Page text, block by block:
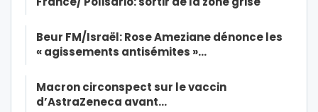
Beur FM/Israël: Rose Ameziane dénonce les
« agissements antisémites »…
Macron circonspect sur le vaccin
d’AstraZeneca avant…